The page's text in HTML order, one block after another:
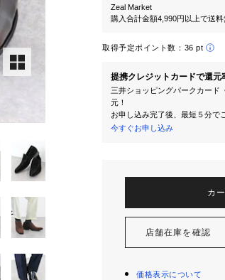
Zeal Market
購入合計金額4,990円以上で送
取得予定ポイント数： 36 pt
提携クレジットカードで還元
三井ショッピングパークカード
元！
お申し込み完了後、最短５分で
今すぐお申し込み
カ
店舗在庫を確認
価格表示について